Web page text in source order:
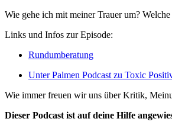
Wie gehe ich mit meiner Trauer um?
Links und Infos zur Episode:
Rundumberatung
Unter Palmen Podcast zu Toxic
Wie immer freuen wir uns über Kritik,
Dieser Podcast ist auf deine Hilfe